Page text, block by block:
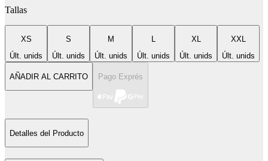
Tallas
XS
Últ. unids
S
Últ. unids
M
Últ. unids
L
Últ. unids
XL
Últ. unids
XXL
Últ. unids
AÑADIR AL CARRITO Pago Exprés
Detalles del Producto